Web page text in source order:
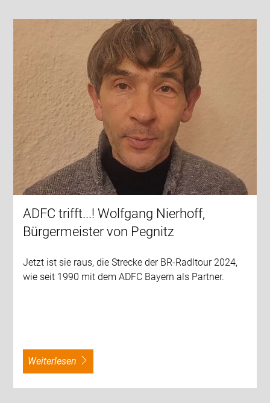
ADFC trifft...! Wolfgang Nierhoff,
Bürgermeister von Pegnitz
Jetzt ist sie raus, die Strecke der BR-Radltour 2024,
wie seit 1990 mit dem ADFC Bayern als Partner.
weiterlesen